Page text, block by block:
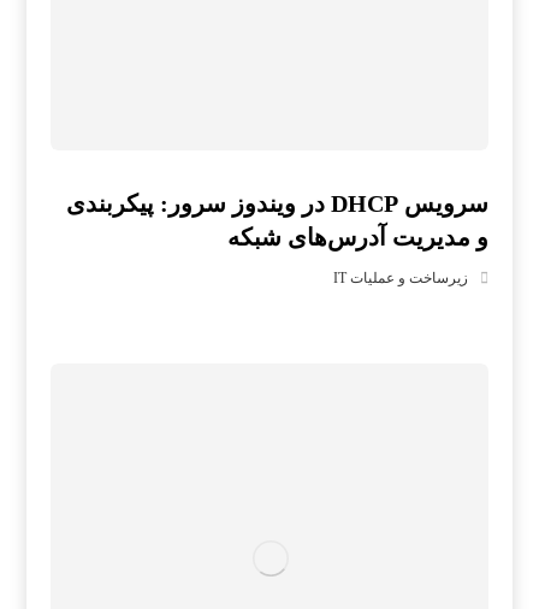
سرویس DHCP در ویندوز سرور: پیکربندی
و مدیریت آدرس‌های شبکه
زیرساخت و عملیات IT